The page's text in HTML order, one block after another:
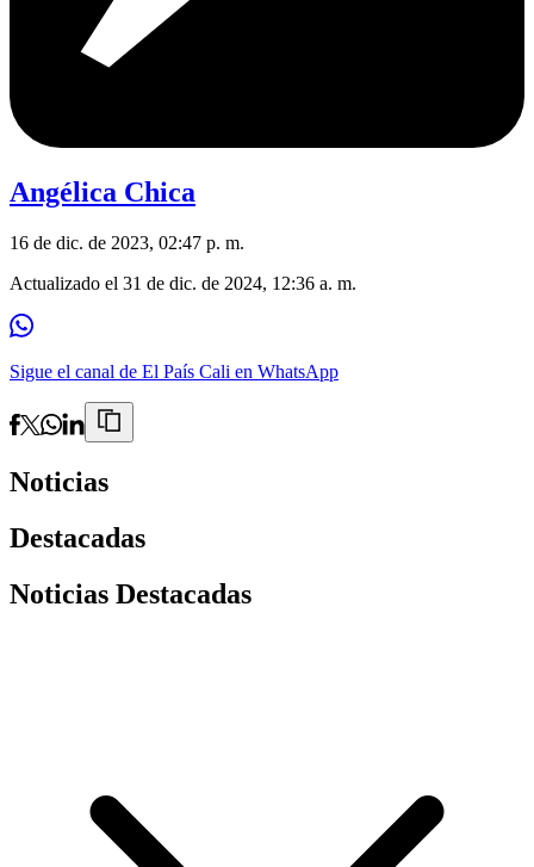
Angélica Chica
16 de dic. de 2023, 02:47 p. m.
Actualizado el 31 de dic. de 2024, 12:36 a. m.
Sigue el canal de El País Cali en WhatsApp
Noticias
Destacadas
Noticias Destacadas